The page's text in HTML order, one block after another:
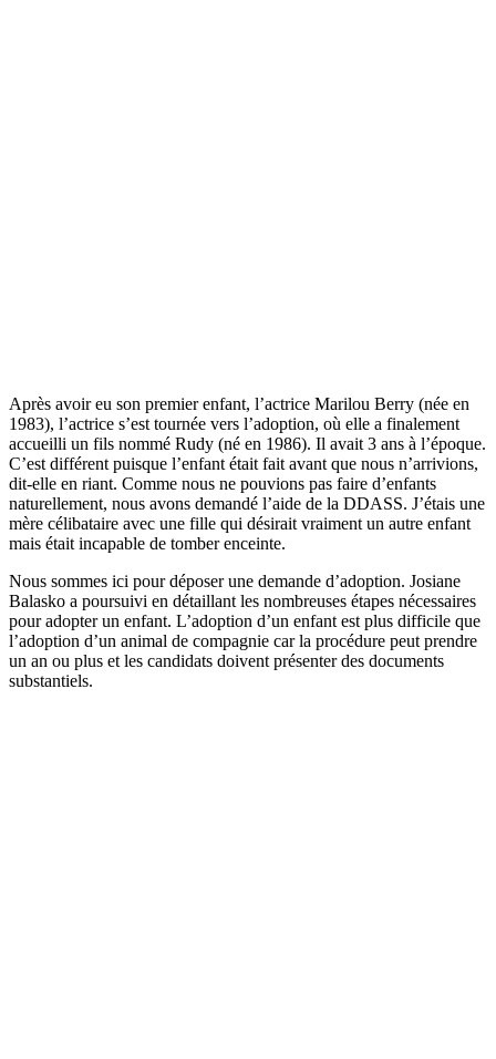
Après avoir eu son premier enfant, l’actrice Marilou Berry (née en
1983), l’actrice s’est tournée vers l’adoption, où elle a finalement
accueilli un fils nommé Rudy (né en 1986). Il avait 3 ans à l’époque.
C’est différent puisque l’enfant était fait avant que nous n’arrivions,
dit-elle en riant. Comme nous ne pouvions pas faire d’enfants
naturellement, nous avons demandé l’aide de la DDASS. J’étais une
mère célibataire avec une fille qui désirait vraiment un autre enfant
mais était incapable de tomber enceinte.
Nous sommes ici pour déposer une demande d’adoption. Josiane
Balasko a poursuivi en détaillant les nombreuses étapes nécessaires
pour adopter un enfant. L’adoption d’un enfant est plus difficile que
l’adoption d’un animal de compagnie car la procédure peut prendre
un an ou plus et les candidats doivent présenter des documents
substantiels.